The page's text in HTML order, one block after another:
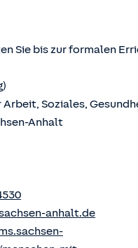
Sie bis zur formalen
Soziales,
Anhalt
anhalt.de